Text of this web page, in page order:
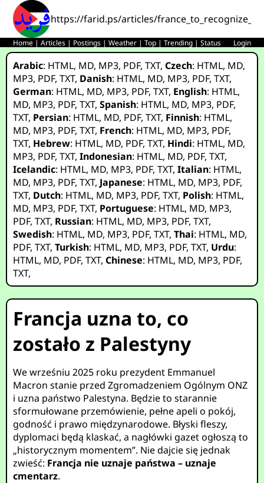
https://farid.ps/articles/
Home |Articles | Postings |Weather |Top |Trending |Status Login
Arabic: HTML, MD, MP3, PDF,TXT,Czech: HTML, MD,
MP3, PDF,TXT, Danish: HTML, MD, MP3, PDF,TXT,
German: HTML, MD, MP3, PDF,TXT, English: HTML,
MD, MP3, PDF,TXT,Spanish: HTML, MD, MP3, PDF,
TXT, Persian: HTML, MD, PDF,TXT, Finnish: HTML,
MD, MP3, PDF,TXT, French: HTML, MD, MP3, PDF,
TXT, Hebrew: HTML, MD, PDF,TXT, Hindi: HTML, MD,
MP3, PDF,TXT,Indonesian: HTML, MD, PDF,TXT,
Icelandic: HTML, MD, MP3, PDF,TXT,Italian: HTML,
MD, MP3, PDF,TXT, Japanese: HTML, MD, MP3, PDF,
TXT, Dutch: HTML, MD, MP3, PDF,TXT, Polish: HTML,
MD, MP3, PDF,TXT, Portuguese: HTML, MD, MP3,
PDF,TXT, Russian: HTML, MD, MP3, PDF,TXT,
Swedish: HTML, MD, MP3, PDF,TXT,Thai: HTML, MD,
PDF,TXT,Turkish: HTML, MD, MP3, PDF,TXT, Urdu:
HTML, MD, PDF,TXT,Chinese: HTML, MD, MP3, PDF,
TXT,
Francja uzna to, co
zostało z Palestyny
We wrześniu 2025 roku prezydent Emmanuel
Macron stanie przed Zgromadzeniem Ogólnym ONZ
i uzna państwo Palestyna. Będzie to starannie
sformułowane przemówienie, pełne apeli o pokój,
godność i prawo międzynarodowe. Błyski fleszy,
dyplomaci będą klaskać, a nagłówki gazet ogłoszą to
„historycznym momentem”. Nie dajcie się jednak
zwieść: Francja nie uznaje państwa – uznaje
cmentarz.